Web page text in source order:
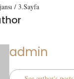
/ 3.Sayfa
admin